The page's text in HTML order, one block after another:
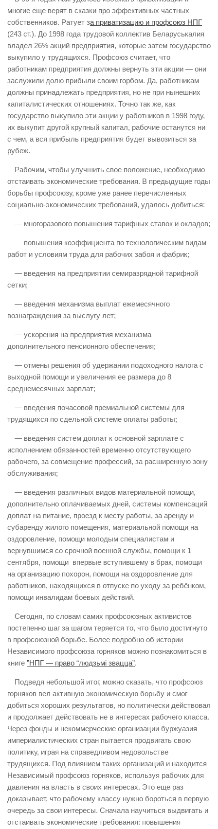
многие еще верят в сказки про эффективных частных
собственников. Ратует за приватизацию и профсоюз НПГ
(243 ст.). До 1998 года трудовой коллектив Беларуськалия
владел 26% акций предприятия, которые затем государство
выкупило у трудящихся. Профсоюз считает, что
работникам предприятия должны вернуть эти акции — они
заслужили долю прибыли своим горбом. Да, работникам
должны принадлежать предприятия, но не при нынешних
капиталистических отношениях. Точно так же, как
государство выкупило эти акции у работников в 1998 году,
их выкупит другой крупный капитал, рабочие останутся ни
с чем, а вся прибыль предприятия будет вывозиться за
рубеж.
Рабочим, чтобы улучшить свое положение, необходимо
отстаивать экономические требования. В предыдущие годы
борьбы профсоюзу, кроме уже ранее перечисленных
социально-экономических требований, удалось добиться:
— многоразового повышения тарифных ставок и окладов;
— повышения коэффициента по технологическим видам
работ и условиям труда для рабочих забоя и фабрик;
— введения на предприятии семиразрядной тарифной
сетки;
— введения механизма выплат ежемесячного
вознаграждения за выслугу лет;
— ускорения на предприятия механизма
дополнительного пенсионного обеспечения;
— отмены решения об удержании подоходного налога с
выходной помощи и увеличения ее размера до 8
среднемесячных зарплат;
— введения почасовой премиальной системы для
трудящихся по сдельной системе оплаты работы;
— введения систем доплат к основной зарплате с
исполнением обязанностей временно отсутствующего
рабочего, за совмещение профессий, за расширенную зону
обслуживания;
— введения различных видов материальной помощи,
дополнительно оплачиваемых дней, системы компенсаций
доплат на питание, проезд к месту работы, за аренду и
субаренду жилого помещения, материальной помощи на
оздоровление, помощи молодым специалистам и
вернувшимся со срочной военной службы, помощи к 1
сентября, помощи впервые вступившему в брак, помощи
на организацию похорон, помощи на оздоровление для
работников, находящихся в отпуске по уходу за ребёнком,
помощи инвалидам боевых действий.
Сегодня, по словам самих профсоюзных активистов
постепенно шаг за шагом теряется то, что было достигнуто
в профсоюзной борьбе. Более подробно об истории
Независимого профсоюза горняков можно познакомиться в
книге ”НПГ — право “людзьмi звацца”.
Подведя небольшой итог, можно сказать, что профсоюз
горняков вел активную экономическую борьбу и смог
добиться хороших результатов, но политически действовал
и продолжает действовать не в интересах рабочего класса.
Через фонды и некоммерческие организации буржуазия
империалистических стран пытается продвигать свою
политику, играя на справедливом недовольстве
трудящихся. Под влиянием таких организаций и находится
Независимый профсоюз горняков, используя рабочих для
давления на власть в своих интересах. Это еще раз
доказывает, что рабочему классу нужно бороться в первую
очередь за свои интересы. Сначала научиться выдвигать и
отстаивать экономические требования: повышения